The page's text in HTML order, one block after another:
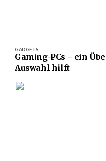
Gaming-PCs – ein
Auswahl hilft
GADGETS